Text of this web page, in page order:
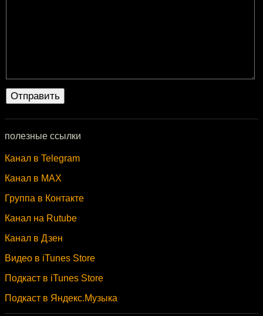
полезные ссылки
Канал в Telegram
Канал в MAX
Группа в Контакте
Канал на Rutube
Канал в Дзен
Видео в iTunes Store
Подкаст в iTunes Store
Подкаст в Яндекс.Музыка